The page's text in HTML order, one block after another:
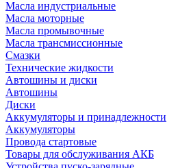
Масла индустриальные
Масла моторные
Масла промывочные
Масла трансмиссионные
Смазки
Технические жидкости
Автошины и диски
Автошины
Диски
Аккумуляторы и принадлежности
Аккумуляторы
Провода стартовые
Товары для обслуживания АКБ